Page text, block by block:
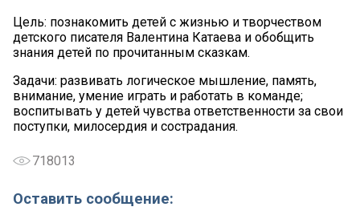
Цель: познакомить детей с жизнью и творчеством
детского писателя Валентина Катаева и обобщить
знания детей по прочитанным сказкам.
Задачи: развивать логическое мышление, память,
внимание, умение играть и работать в команде;
воспитывать у детей чувства ответственности за свои
поступки, милосердия и сострадания.
718013
Оставить сообщение: